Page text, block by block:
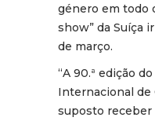
género em todo
show” da Suíça
de março.
“A 90.ª edição
Internacional de
suposto receber